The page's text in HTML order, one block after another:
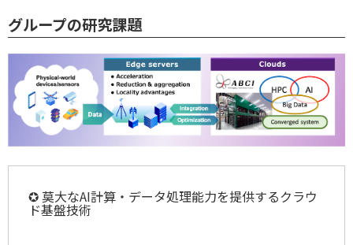
グループの研究課題
✪ 莫大なAI計算・データ処理能力を提供するクラウ
ド基盤技術